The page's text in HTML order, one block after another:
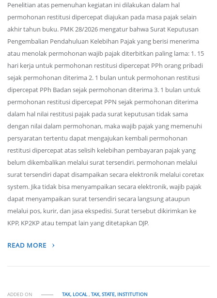
Penelitian atas pemenuhan kegiatan ini dilakukan dalam hal
permohonan restitusi dipercepat diajukan pada masa pajak selain
akhir tahun buku. PMK 28/2026 mengatur bahwa Surat Keputusan
Pengembalian Pendahuluan Kelebihan Pajak yang berisi menerima
atau menolak permohonan wajib pajak diterbitkan paling lama: 1. 15
hari kerja untuk permohonan restitusi dipercepat PPh orang pribadi
sejak permohonan diterima 2. 1 bulan untuk permohonan restitusi
dipercepat PPh Badan sejak permohonan diterima 3. 1 bulan untuk
permohonan restitusi dipercepat PPN sejak permohonan diterima
dalam hal nilai restitusi pajak pada surat keputusan tidak sama
dengan nilai dalam permohonan, maka wajib pajak yang memenuhi
persyaratan tertentu dapat mengajukan kembali permohonan
restitusi dipercepat atas selisih kelebihan pembayaran pajak yang
belum dikembalikan melalui surat tersendiri. permohonan melalui
surat tersendiri dapat disampaikan secara elektronik melalui coretax
system. Jika tidak bisa menyampaikan secara elektronik, wajib pajak
dapat menyampaikan surat tersendiri secara langsung ataupun
melalui pos, kurir, dan jasa ekspedisi. Surat tersebut dikirimkan ke
KPP, KP2KP atau tempat lain yang ditetapkan DJP.
READ MORE
ADDED ON TAX, LOCAL,TAX, STATE, INSTITUTION